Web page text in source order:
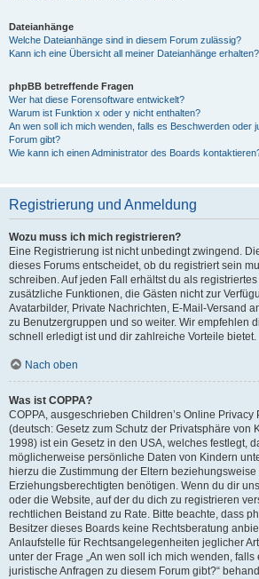
Dateianhänge
Welche Dateianhänge sind in diesem Forum zulässig?
Kann ich eine Übersicht all meiner Dateianhänge erhalten?
phpBB betreffende Fragen
Wer hat diese Forensoftware entwickelt?
Warum ist Funktion x oder y nicht enthalten?
An wen soll ich mich wenden, falls es Beschwerden oder
Forum gibt?
Wie kann ich einen Administrator des Boards
Registrierung und Anmeldung
Wozu muss ich mich registrieren?
Eine Registrierung ist nicht unbedingt zwingend.
dieses Forums entscheidet, ob du registriert sein
schreiben. Auf jeden Fall erhältst du als
zusätzliche Funktionen, die Gästen nicht zur
Avatarbilder, Private Nachrichten, E-Mail-Versand
zu Benutzergruppen und so weiter. Wir empfehlen
schnell erledigt ist und dir zahlreiche Vorteile bietet.
Nach oben
Was ist COPPA?
COPPA, ausgeschrieben Children’s Online Privacy
(deutsch: Gesetz zum Schutz der Privatsphäre von
1998) ist ein Gesetz in den USA, welches festlegt,
möglicherweise persönliche Daten von Kindern
hierzu die Zustimmung der Eltern
Erziehungsberechtigten benötigen. Wenn du dir
oder die Website, auf der du dich zu registrieren
rechtlichen Beistand zu Rate. Bitte beachte, dass
Besitzer dieses Boards keine Rechtsberatung
Anlaufstelle für Rechtsangelegenheiten jeglicher
unter der Frage „An wen soll ich mich wenden,
juristische Anfragen zu diesem Forum gibt?“